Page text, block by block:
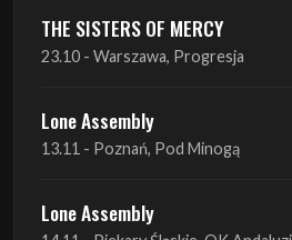
Lone Assembly
Lone Assembly
14.11 - Piekary Śląskie, OK Andaluzja
Lone Assembly
15.11 - Warszawa, Potok